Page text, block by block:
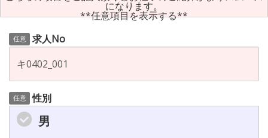
になります。
**任意項目を表示する**
任意 求人No
任意 性別
男